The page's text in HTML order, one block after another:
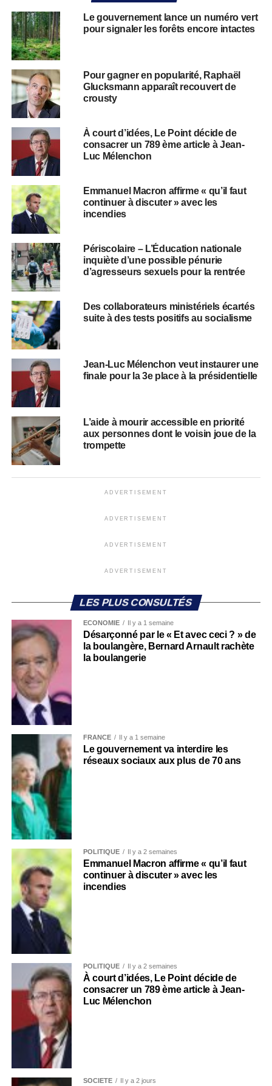
Le gouvernement lance un numéro vert
pour signaler les forêts encore intactes
Pour gagner en popularité, Raphaël
Glucksmann apparaît recouvert de
crousty
À court d’idées, Le Point décide de
consacrer un 789 ème article à Jean-
Luc Mélenchon
Emmanuel Macron affirme « qu’il faut
continuer à discuter » avec les
incendies
Périscolaire – L’Éducation nationale
inquiète d’une possible pénurie
d’agresseurs sexuels pour la rentrée
Des collaborateurs ministériels écartés
suite à des tests positifs au socialisme
Jean-Luc Mélenchon veut instaurer une
finale pour la 3e place à la présidentielle
L’aide à mourir accessible en priorité
aux personnes dont le voisin joue de la
trompette
ADVERTISEMENT
ADVERTISEMENT
ADVERTISEMENT
ADVERTISEMENT
LES PLUS CONSULTÉS
ECONOMIE Il y a 1 semaine
Désarçonné par le « Et avec ceci ? » de
la boulangère, Bernard Arnault rachète
la boulangerie
FRANCE Il y a 1 semaine
Le gouvernement va interdire les
réseaux sociaux aux plus de 70 ans
POLITIQUE Il y a 2 semaines
Emmanuel Macron affirme « qu’il faut
continuer à discuter » avec les
incendies
POLITIQUE Il y a 2 semaines
À court d’idées, Le Point décide de
consacrer un 789 ème article à Jean-
Luc Mélenchon
SOCIÉTÉ Il y a 2 jours